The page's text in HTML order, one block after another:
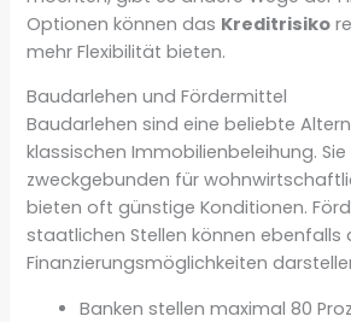
Optionen können das Kreditrisiko
mehr Flexibilität bieten.
Baudarlehen und Fördermittel
Baudarlehen sind eine beliebte
klassischen Immobilienbeleihung. Sie
zweckgebunden für
bieten oft günstige Konditionen.
staatlichen Stellen können ebenfalls
Finanzierungsmöglichkeiten
Banken stellen maximal 80